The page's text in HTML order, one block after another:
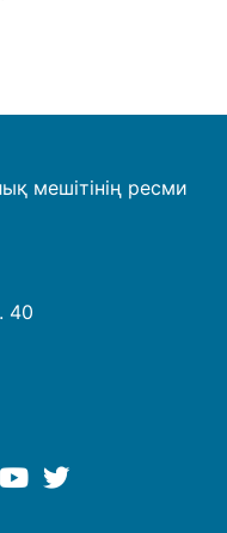
мешітінің ресми
40